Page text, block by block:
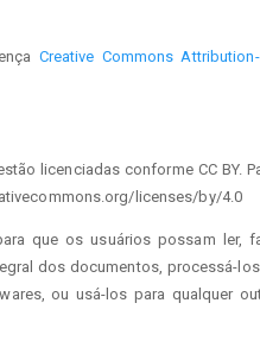
Creative Commons
licenciadas conforme CC BY.
licenses/by/4.0
que os usuários possam ler,
dos documentos, processá-
ou usá-los para qualquer